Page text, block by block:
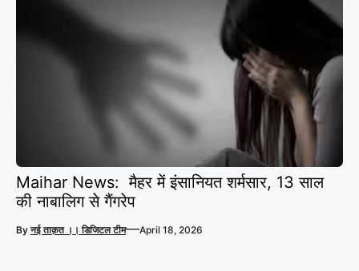
Maihar News: मैहर में इंसानियत शर्मसार, 13 साल
की नाबालिग से गैंगरेप
Byनई ताक़त ।। डिजिटल टीम—April 18, 2026